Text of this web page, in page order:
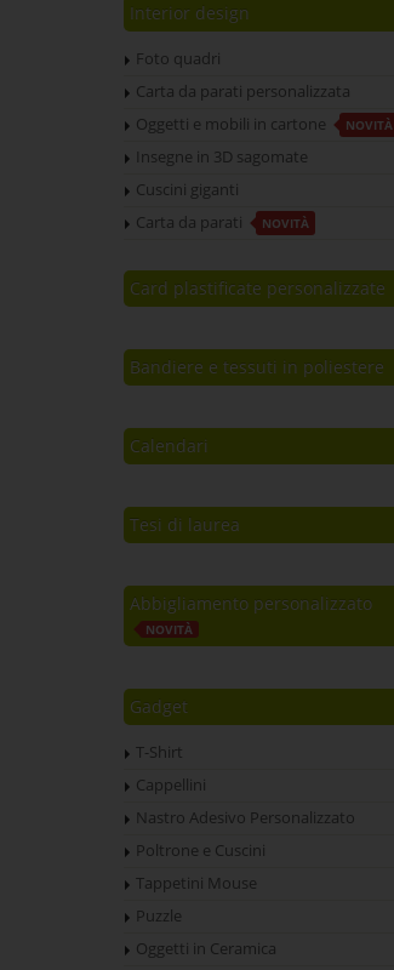
Interior design
Foto quadri
Carta da parati personalizzata
Oggetti e mobili in cartone
NOVITÀ
Insegne in 3D sagomate
Cuscini giganti
Carta da parati
NOVITÀ
Card plastificate personalizzate
Bandiere e tessuti in poliestere
Calendari
Tesi di laurea
Abbigliamento personalizzato
NOVITÀ
Gadget
T-Shirt
Cappellini
Nastro Adesivo Personalizzato
Poltrone e Cuscini
Tappetini Mouse
Puzzle
Oggetti in Ceramica